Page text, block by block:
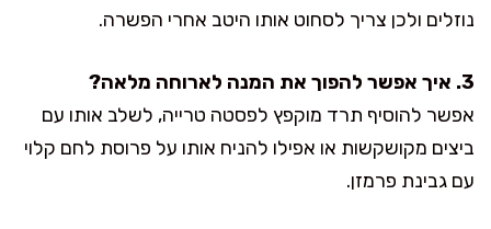
נוזלים ולכן צריך לסחוט אותו היטב אחרי הפשרה.
3. איך אפשר להפוך את המנה לארוחה מלאה?
אפשר להוסיף תרד מוקפץ לפסטה טרייה, לשלב אותו עם
ביצים מקושקשות או אפילו להניח אותו על פרוסת לחם קלוי
עם גבינת פרמזן.